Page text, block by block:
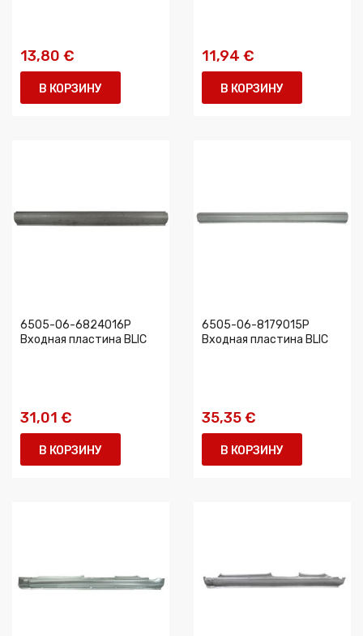
13,80 €
В КОРЗИНУ
11,94 €
В КОРЗИНУ
6505-06-6824016P
Входная пластина BLIC
31,01 €
В КОРЗИНУ
6505-06-8179015P
Входная пластина BLIC
35,35 €
В КОРЗИНУ